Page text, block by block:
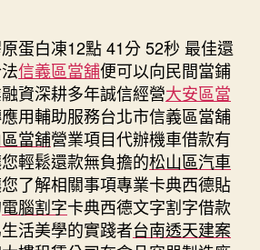
蛋白凍12點 41分 52秒 最佳還
信義區當舖便可以向民間當鋪
資深耕多年誠信經營大安區當
用輔助服務台北市信義區當舖
當舖營業項目代辦機車借款有
輕鬆還款無負擔的松山區汽車
了解相關事項專業卡典西德貼
電腦割字卡典西德文字割字借款
活美學的實踐者台南透天建案